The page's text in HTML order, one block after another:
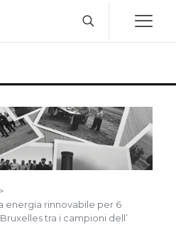
>
energia rinnovabile per 6
tra i campioni dell’